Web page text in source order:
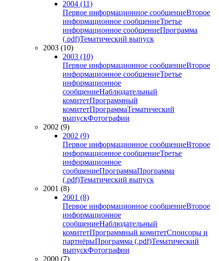
2004 (11)
Первое информационное сообщениеВторое
информационное сообщениеТретье
информационное сообщениеПрограмма
(.pdf)Тематический выпуск
2003 (10)
2003 (10)
Первое информационное сообщениеВторое
информационное сообщениеТретье
информационное
сообщениеНаблюдательный
комитетПрограммный
комитетПрограммаТематический
выпускФотографии
2002 (9)
2002 (9)
Первое информационное сообщениеВторое
информационное сообщениеТретье
информационное
сообщениеПрограммаПрограмма
(.pdf)Тематический выпуск
2001 (8)
2001 (8)
Первое информационное сообщениеВторое
информационное
сообщениеНаблюдательный
комитетПрограммный комитетСпонсоры и
партнёрыПрограмма (.pdf)Тематический
выпускФотографии
2000 (7)